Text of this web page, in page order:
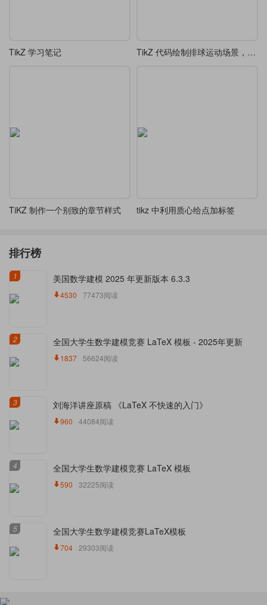
TikZ 学习笔记 TikZ 代码绘制排球运动场景，包含两名运动员和排球轨迹
TiKZ 制作一个别致的章节样式 tikz 中利用质心给点加标签
排行榜
1 美国数学建模 2025 年更新版本 6.3.3
4530 77473阅读
2 全国大学生数学建模竞赛 LaTeX 模板 - 2025年更新
1837 56624阅读
3 刘海洋讲座原稿 《LaTeX 不快速的入门》
960 44084阅读
4 全国大学生数学建模竞赛 LaTeX 模板
590 32225阅读
5 全国大学生数学建模竞赛LaTeX模板
704 29303阅读